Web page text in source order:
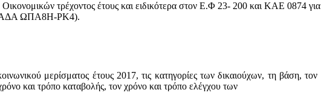
τρέχοντος έτους και ειδικότερα στον Ε.Φ 23- 200 και ΚΑΕ 0874 για
ΑΔΑ ΩΠΑ8Η-ΡΚ4).
μερίσματος έτους 2017, τις κατηγορίες των δικαιούχων, τη βάση, τον
και τρόπο καταβολής, τον χρόνο και τρόπο ελέγχου των